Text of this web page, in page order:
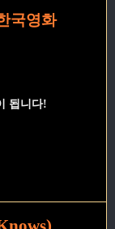
국영화
됩니다!